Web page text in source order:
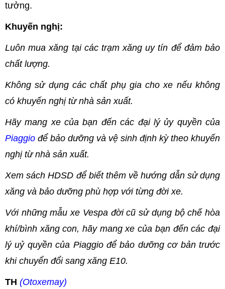
tưởng.
Khuyến nghị:
Luôn mua xăng tại các trạm xăng uy tín để đảm bảo
chất lượng.
Không sử dụng các chất phụ gia cho xe nếu không
có khuyến nghị từ nhà sản xuất.
Hãy mang xe của bạn đến các đại lý ủy quyền của
Piaggio để bảo dưỡng và vệ sinh định kỳ theo khuyến
nghị từ nhà sản xuất.
Xem sách HDSD để biết thêm về hướng dẫn sử dụng
xăng và bảo dưỡng phù hợp với từng đời xe.
Với những mẫu xe Vespa đời cũ sử dụng bộ chế hòa
khí/bình xăng con, hãy mang xe của bạn đến các đại
lý uỷ quyền của Piaggio để bảo dưỡng cơ bản trước
khi chuyển đổi sang xăng E10.
TH (Otoxemay)